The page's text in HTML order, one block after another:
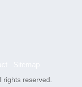
reserved.